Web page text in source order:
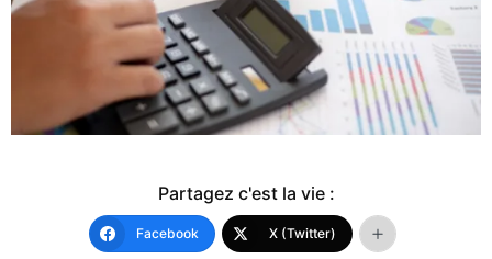
Partagez c'est la vie :
Facebook X (Twitter)